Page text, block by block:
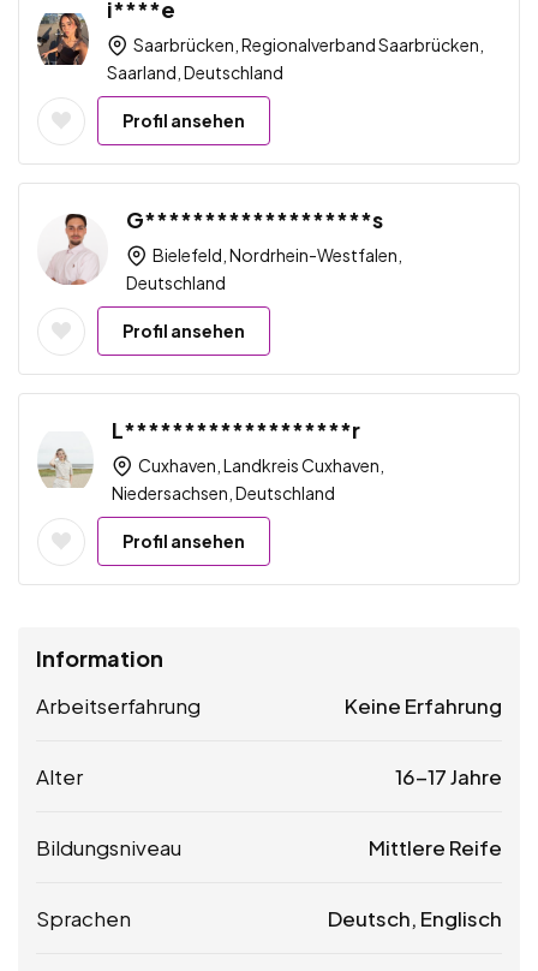
i****e
Saarbrücken, Regionalverband Saarbrücken,
Saarland, Deutschland
Profil ansehen
G*******************s
Bielefeld, Nordrhein-Westfalen,
Deutschland
Profil ansehen
L*******************r
Cuxhaven, Landkreis Cuxhaven,
Niedersachsen, Deutschland
Profil ansehen
Information
Arbeitserfahrung Keine Erfahrung
Alter 16-17 Jahre
Bildungsniveau Mittlere Reife
Sprachen Deutsch, Englisch